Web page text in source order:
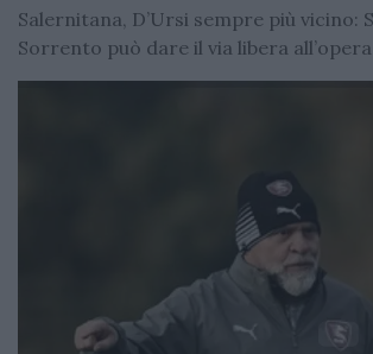
Salernitana, D’Ursi sempre più vicino:
Sorrento può dare il via libera